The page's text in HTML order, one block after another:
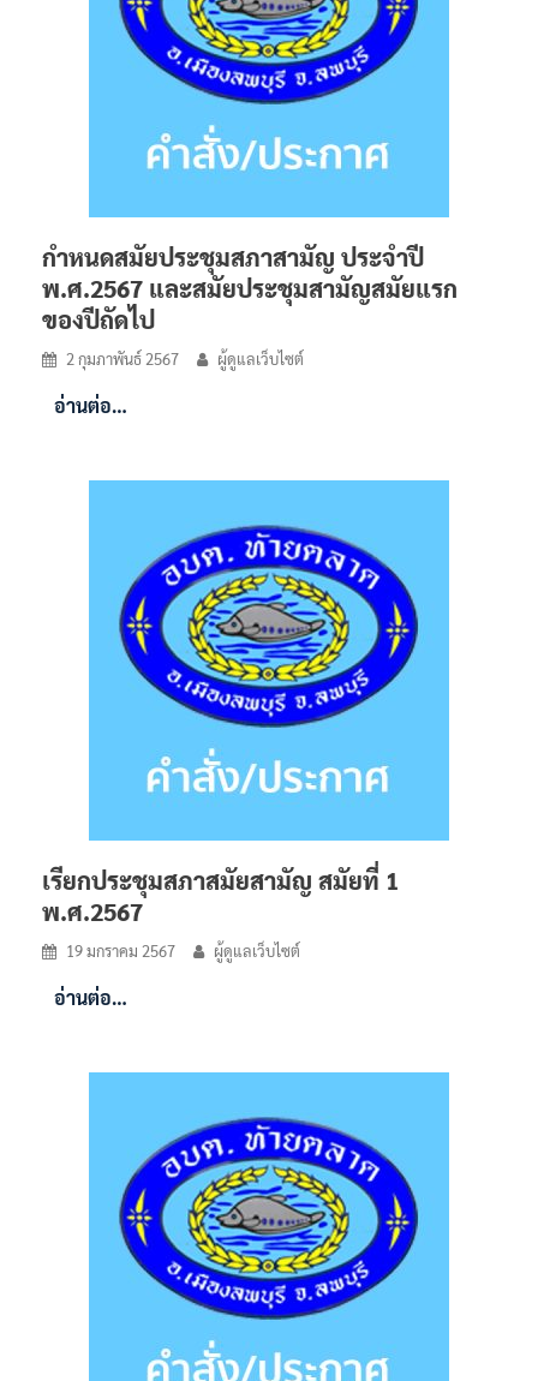
กำหนดสมัยประชุมสภาสามัญ ประจำปี
พ.ศ.2567 และสมัยประชุมสามัญสมัยแรก
ของปีถัดไป
2 กุมภาพันธ์ 2567 ผู้ดูแลเว็บไซต์
อ่านต่อ…
เรียกประชุมสภาสมัยสามัญ สมัยที่ 1
พ.ศ.2567
19 มกราคม 2567 ผู้ดูแลเว็บไซต์
อ่านต่อ…